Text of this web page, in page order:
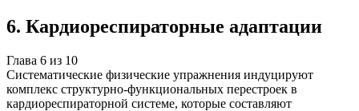
6. Кардиореспираторные адаптации
Глава 6 из 10
Систематические физические упражнения индуцируют
комплекс структурно-функциональных перестроек в
кардиореспираторной системе, которые составляют